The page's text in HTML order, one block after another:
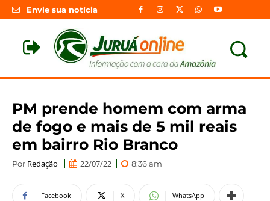
Envie sua notícia
PM prende homem com arma
de fogo e mais de 5 mil reais
em bairro Rio Branco
Por Redação 22/07/22 8:36 am
Facebook X WhatsApp